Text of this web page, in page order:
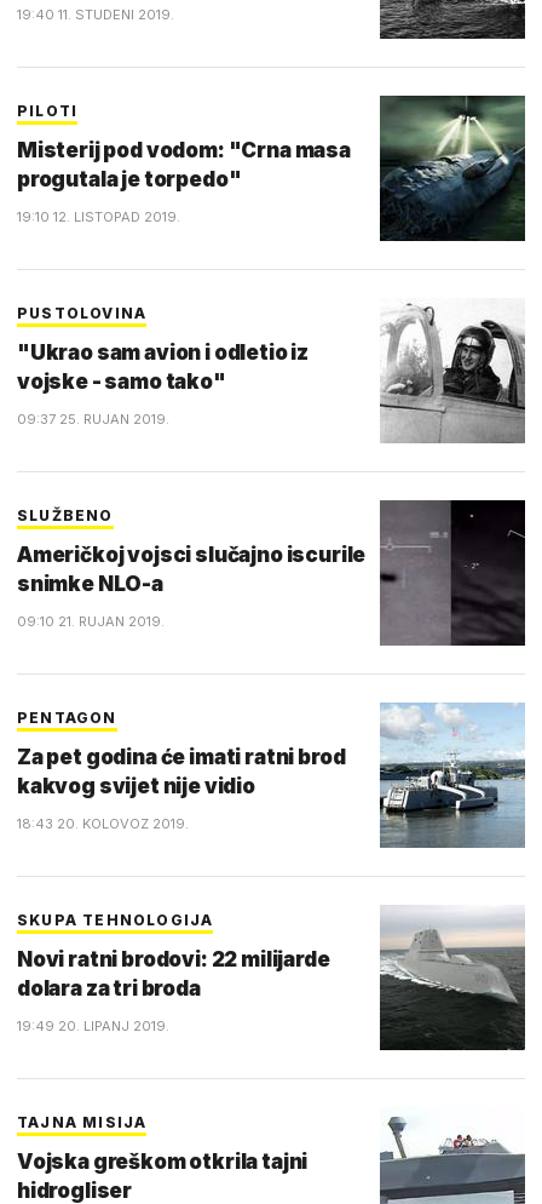
19:40 11. STUDENI 2019.
PILOTI
Misterij pod vodom: "Crna masa
progutala je torpedo"
19:10 12. LISTOPAD 2019.
PUSTOLOVINA
"Ukrao sam avion i odletio iz
vojske - samo tako"
09:37 25. RUJAN 2019.
SLUŽBENO
Američkoj vojsci slučajno iscurile
snimke NLO-a
09:10 21. RUJAN 2019.
PENTAGON
Za pet godina će imati ratni brod
kakvog svijet nije vidio
18:43 20. KOLOVOZ 2019.
SKUPA TEHNOLOGIJA
Novi ratni brodovi: 22 milijarde
dolara za tri broda
19:49 20. LIPANJ 2019.
TAJNA MISIJA
Vojska greškom otkrila tajni
hidrogliser